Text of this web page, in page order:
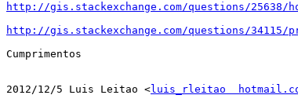
http://gis.stackexchange.com/questions/
http://gis.stackexchange.com/questions/
Cumprimentos
2012/12/5 Luis Leitao <luis_rleitao